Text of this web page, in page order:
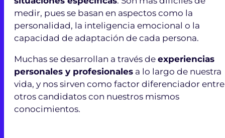
medir, pues se basan en aspectos como la
personalidad, la inteligencia emocional o la
capacidad de adaptación de cada persona.
Muchas se desarrollan a través de experiencias
personales y profesionales a lo largo de nuestra
vida, y nos sirven como factor diferenciador entre
otros candidatos con nuestros mismos
conocimientos.